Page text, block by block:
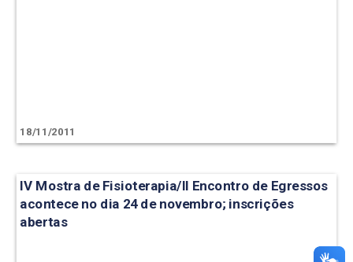
18/11/2011
IV Mostra de Fisioterapia/II Encontro de Egressos
acontece no dia 24 de novembro; inscrições
abertas